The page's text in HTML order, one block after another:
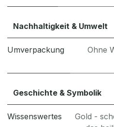
Nachhaltigkeit & Umwelt
Umverpackung
Ohne
Geschichte & Symbolik
Wissenswertes
Gold -